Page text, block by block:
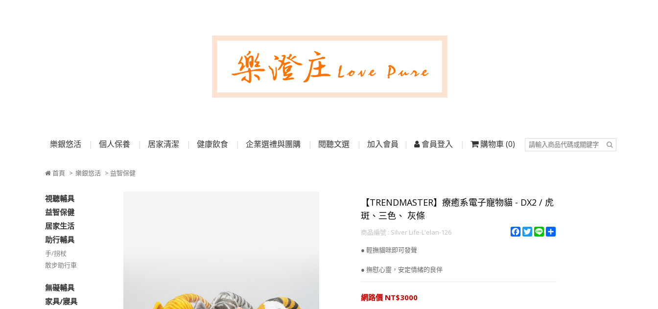
樂銀悠活 個人保養 居家清潔 健康飲食 企業選禮與團購 閱聽文選 加入會員 會員登入 購物車 0
首頁 > 樂銀悠活 > 益智保健
視聽輔具
益智保健
居家生活
助行輔具
手/拐杖
散步助行車
無礙輔具
家具/寢具
【TRENDMASTER】療癒系電子寵物貓 - DX2 / 虎
斑、三色、 灰條
F
a
T
w
L
商品編號 : Silver Life-L'elan-126
● 輕撫貓咪即可發聲
● 撫慰心靈，安定情緒的良伴
網路價 NT$3000